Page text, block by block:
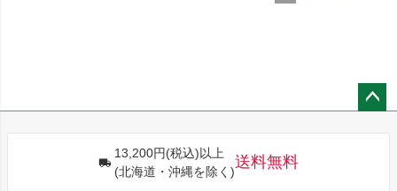
13,200円(税込)以上
(北海道・沖縄を除く)
送料無料